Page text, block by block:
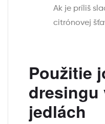
Ak je príliš
citrónovej
Použitie
dresingu
jedlách